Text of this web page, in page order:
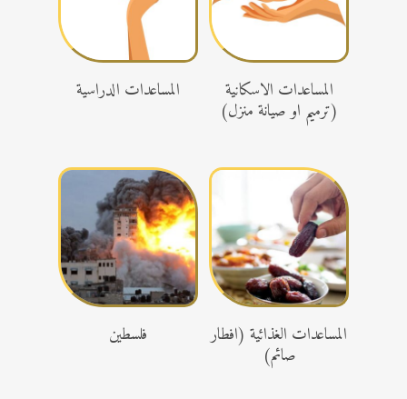
تبرع
المساعدات الاسكانية
(ترميم او صيانة منزل)
تبرع
المساعدات الدراسية
تبرع
المساعدات الغذائية (افطار
صائم)
تبرع
فلسطين